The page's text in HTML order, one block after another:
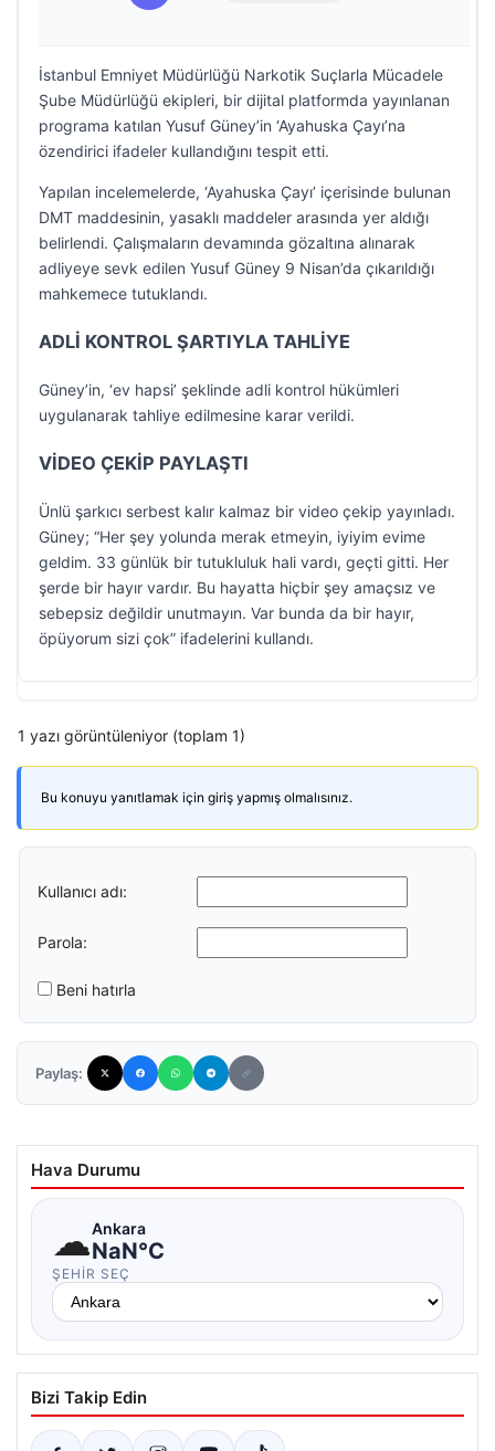
İstanbul Emniyet Müdürlüğü Narkotik Suçlarla Mücadele
Şube Müdürlüğü ekipleri, bir dijital platformda yayınlanan
programa katılan Yusuf Güney’in ‘Ayahuska Çayı’na
özendirici ifadeler kullandığını tespit etti.
Yapılan incelemelerde, ‘Ayahuska Çayı’ içerisinde bulunan
DMT maddesinin, yasaklı maddeler arasında yer aldığı
belirlendi. Çalışmaların devamında gözaltına alınarak
adliyeye sevk edilen Yusuf Güney 9 Nisan’da çıkarıldığı
mahkemece tutuklandı.
ADLİ KONTROL ŞARTIYLA TAHLİYE
Güney’in, ‘ev hapsi’ şeklinde adli kontrol hükümleri
uygulanarak tahliye edilmesine karar verildi.
VİDEO ÇEKİP PAYLAŞTI
Ünlü şarkıcı serbest kalır kalmaz bir video çekip yayınladı.
Güney; “Her şey yolunda merak etmeyin, iyiyim evime
geldim. 33 günlük bir tutukluluk hali vardı, geçti gitti. Her
şerde bir hayır vardır. Bu hayatta hiçbir şey amaçsız ve
sebepsiz değildir unutmayın. Var bunda da bir hayır,
öpüyorum sizi çok” ifadelerini kullandı.
1 yazı görüntüleniyor (toplam 1)
Bu konuyu yanıtlamak için giriş yapmış olmalısınız.
Kullanıcı adı:
Parola:
Beni hatırla
Paylaş:
Hava Durumu
☁Ankara
NaN°C
ŞEHIR SEÇ
Bizi Takip Edin